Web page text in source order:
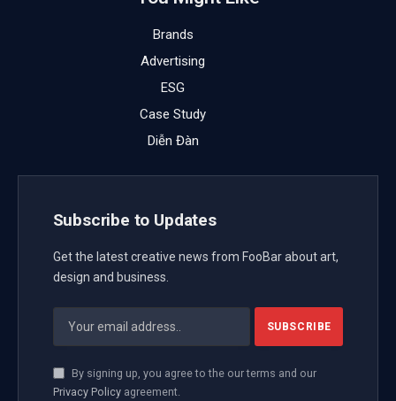
AISC 2025 là cơ hội để tổ chức các cuộc đối thoại
liên quan đến chiến lược, định hướng về chính sách
Hơn 1.000 lãnh đạo, chuyên gia công nghệ hàng đầu
Chiều 24/2/2025, Trung tâm Đổi mới sáng tạo Quốc
gia (NIC) đã tổ chức họp báo công bố Hội nghị quốc
với chủ đề: “Kiến tạo tương lai: kết nối AI và công
ra từ ngày 12/3 – 16/3/2025 tại Hà Nội và Đà Nẵng.